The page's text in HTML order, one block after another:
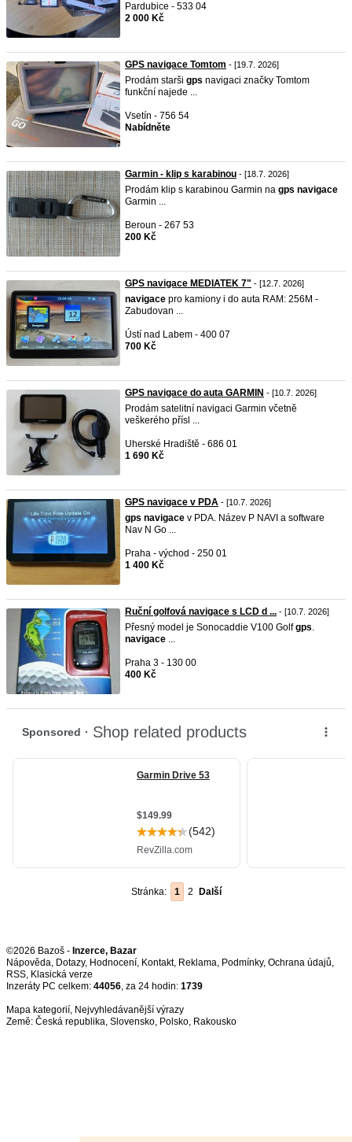
Pardubice - 533 04
2 000 Kč
GPS navigace Tomtom - [19.7. 2026]
Prodám starši gps navigaci značky Tomtom
funkční najede ...
Vsetín - 756 54
Nabídněte
Garmin - klip s karabinou - [18.7. 2026]
Prodám klip s karabinou Garmin na gps navigace
Garmin ...
Beroun - 267 53
200 Kč
GPS navigace MEDIATEK 7" - [12.7. 2026]
navigace pro kamiony i do auta RAM: 256M -
Zabudovan ...
Ústí nad Labem - 400 07
700 Kč
GPS navigace do auta GARMIN - [10.7. 2026]
Prodám satelitní navigaci Garmin včetně
veškerého přísl ...
Uherské Hradiště - 686 01
1 690 Kč
GPS navigace v PDA - [10.7. 2026]
gps navigace v PDA. Název P NAVI a software
Nav N Go ...
Praha - východ - 250 01
1 400 Kč
Ruční golfová navigace s LCD d ... - [10.7. 2026]
Přesný model je Sonocaddie V100 Golfgps.
navigace ...
Praha 3 - 130 00
400 Kč
Stránka: 1 2 Další
©2026 Bazoš - Inzerce, Bazar
Nápověda, Dotazy, Hodnocení, Kontakt, Reklama, Podmínky, Ochrana údajů,
RSS,
Inzeráty PC celkem: 44056, za 24 hodin: 1739
Mapa kategorií, Nejvyhledávanější výrazy
Země: Česká republika, Slovensko, Polsko, Rakousko